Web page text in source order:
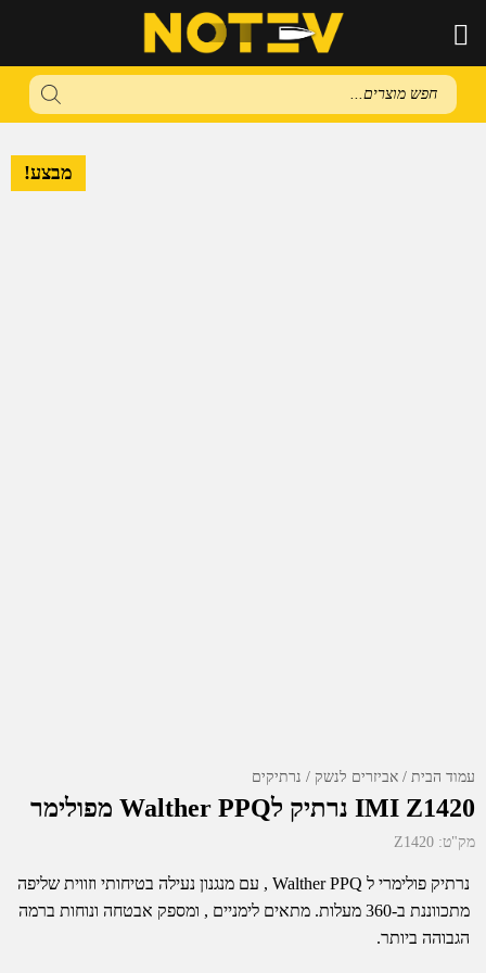
Products
search
עמוד הבית אביזרים לנשק נרתיקים
IMI Z1420 נרתיק לWalther PPQ מפולימר
מק"ט: Z1420
נרתיק פולימרי ל Walther PPQ , עם מנגנון נעילה בטיחותי וזווית שליפה
מתכווננת ב-360 מעלות. מתאים לימניים , ומספק אבטחה ונוחות ברמה
הגבוהה ביותר.
מבצע!